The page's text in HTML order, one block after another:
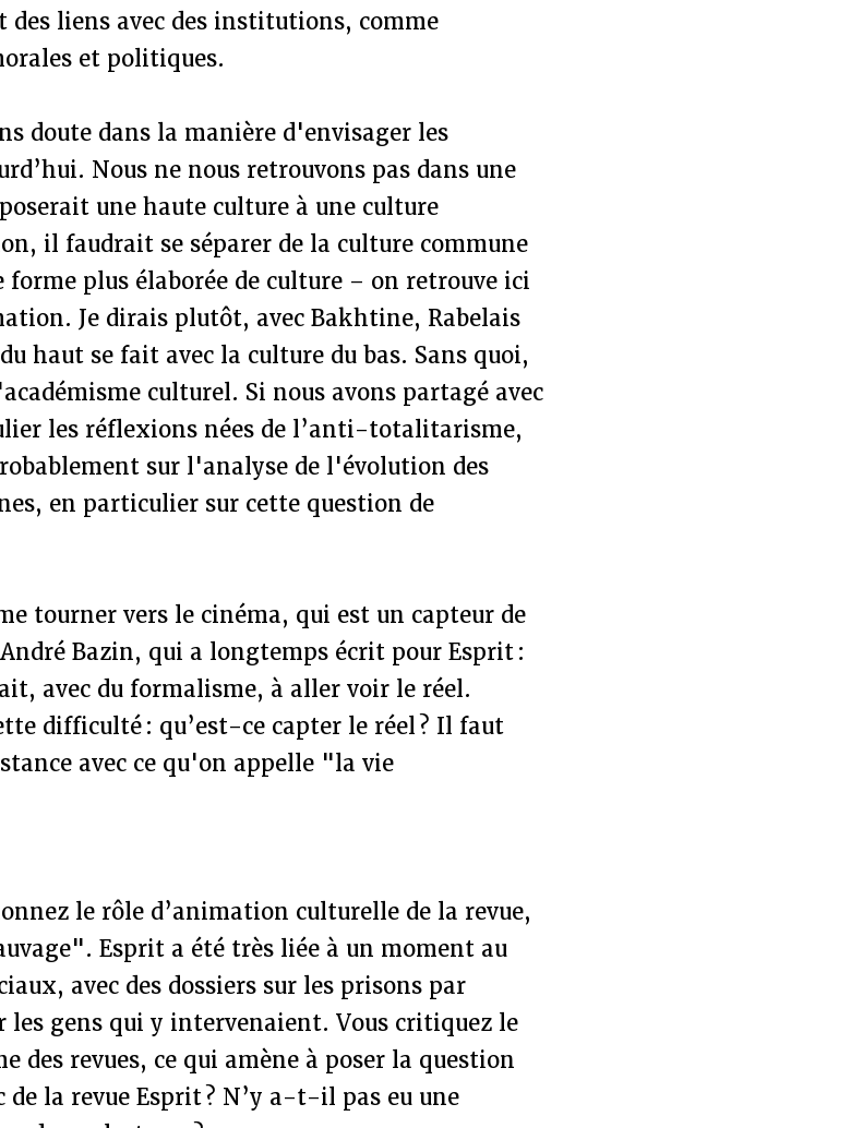
des liens avec des institutions, comme
et politiques.
doute dans la manière d'envisager les
Nous ne nous retrouvons pas dans une
une haute culture à une culture
il faudrait se séparer de la culture commune
plus élaborée de culture – on retrouve ici
Je dirais plutôt, avec Bakhtine, Rabelais
haut se fait avec la culture du bas. Sans quoi,
culturel. Si nous avons partagé avec
les réflexions nées de l’anti-totalitarisme,
sur l'analyse de l'évolution des
en particulier sur cette question de
tourner vers le cinéma, qui est un capteur de
Bazin, qui a longtemps écrit pour Esprit :
avec du formalisme, à aller voir le réel.
difficulté : qu’est-ce capter le réel ? Il faut
avec ce qu'on appelle "la vie
le rôle d’animation culturelle de la revue,
Esprit a été très liée à un moment au
avec des dossiers sur les prisons par
gens qui y intervenaient. Vous critiquez le
des revues, ce qui amène à poser la question
de la revue Esprit ? N’y a-t-il pas eu une